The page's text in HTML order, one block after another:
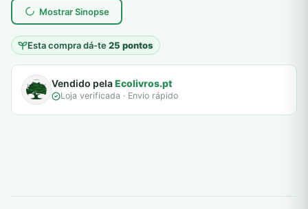
Mostrar Sinopse
Esta compra dá-te25 pontos
Vendido pelaEcolivros.pt
Loja verificada · Envio rápido